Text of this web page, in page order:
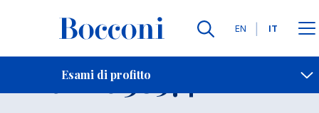
Lingue
EN IT
Esami di profitto
Contatti
Esame 30574 Open